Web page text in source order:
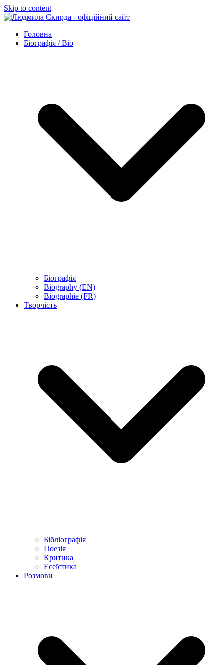
Skip to content
Головна
Біографія / Bio
Біографія
Biography (EN)
Biographie (FR)
Творчість
Бібліографія
Поезія
Критика
Есеїстика
Розмови